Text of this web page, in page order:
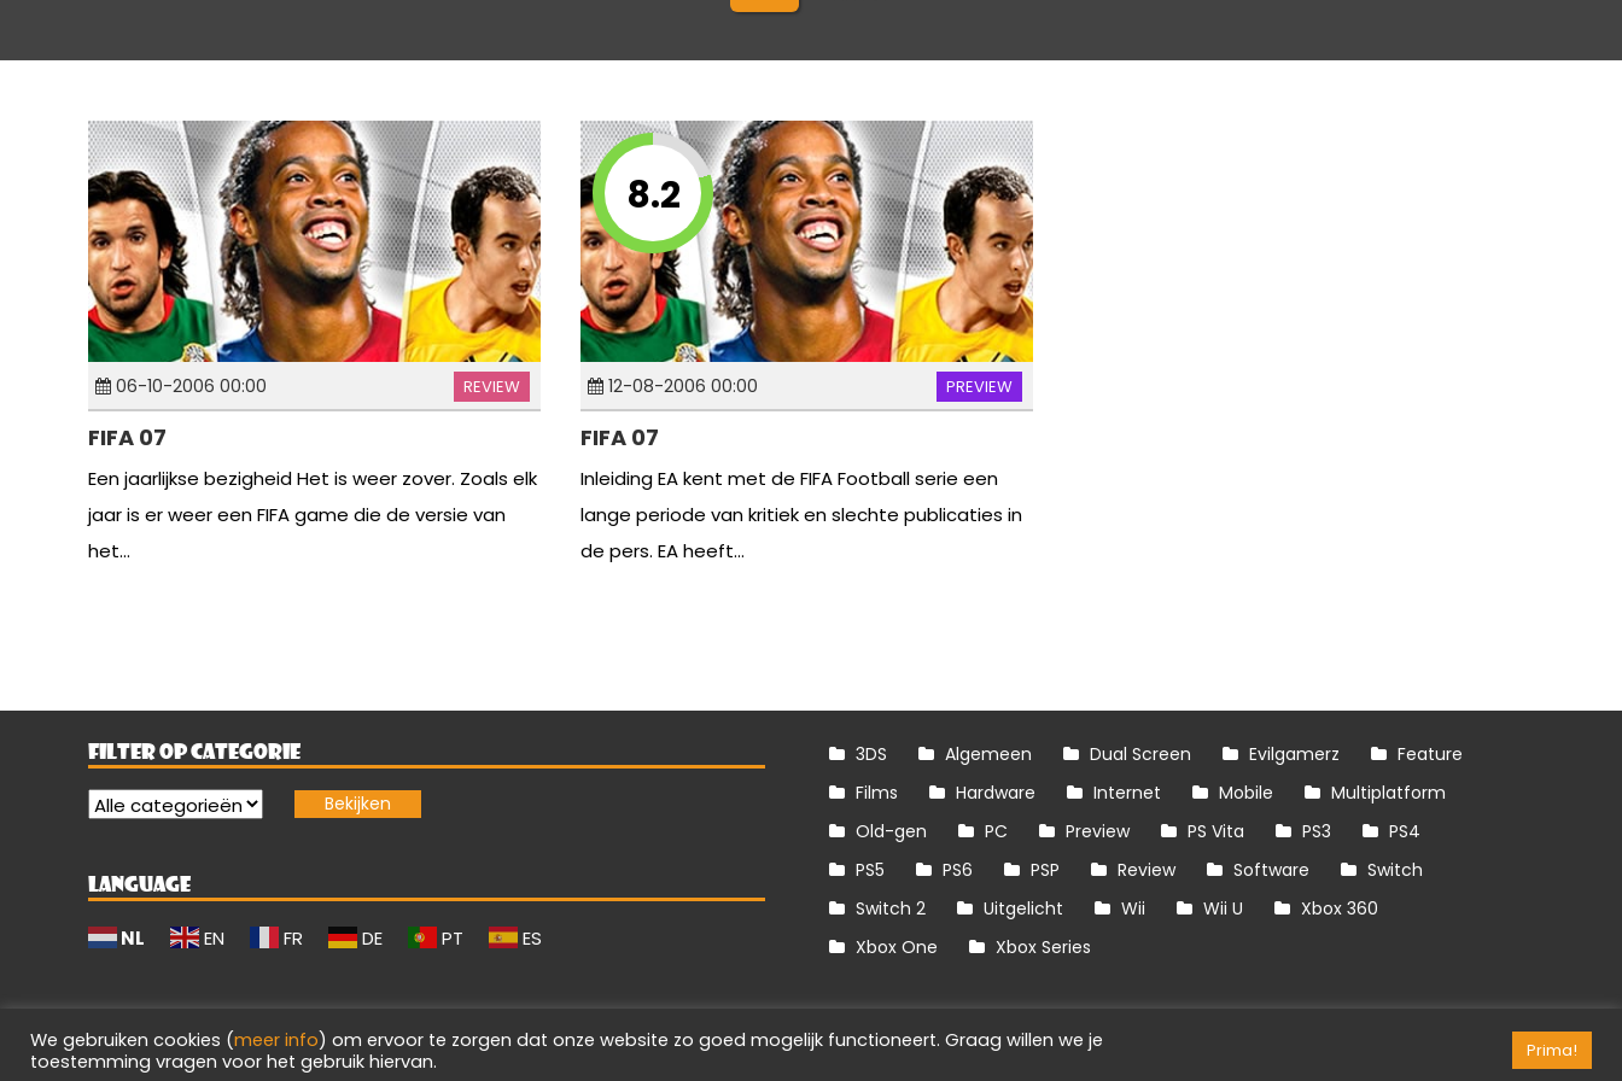
06-10-2006 00:00 REVIEW
FIFA 07
Een jaarlijkse bezigheid Het is weer zover. Zoals elk
jaar is er weer een FIFA game die de versie van
het...
8.2
12-08-2006 00:00 PREVIEW
FIFA 07
Inleiding EA kent met de FIFA Football serie een
lange periode van kritiek en slechte publicaties in
de pers. EA heeft...
FILTER OP CATEGORIE
LANGUAGE
NL EN FR DE PT ES
3DS Algemeen Dual Screen Evilgamerz
Feature
Films
Hardware Internet Mobile
Multiplatform
Old-gen
PC Preview PS Vita PS3
PS4
PS5
PS6 PSP Review Software
Switch
Switch 2
Uitgelicht Wii Wii U
Xbox 360
Xbox One
Xbox Series
Evilgamerz 2026 - Alle rechten voorbehouden.
We gebruiken cookies (meer info) om ervoor te zorgen dat onze website zo goed mogelijk functioneert. Graag willen we je
toestemming vragen voor het gebruik hiervan.
Prima!